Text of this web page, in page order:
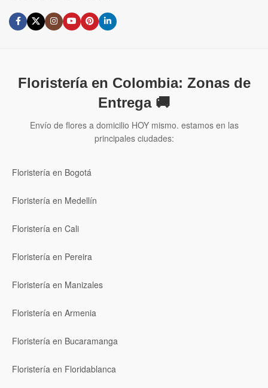
Floristería en Colombia: Zonas de
Entrega 🚚
Envío de flores a domicilio HOY mismo. estamos en las
principales ciudades:
Floristería en Bogotá
Floristería en Medellín
Floristería en Cali
Floristería en Pereira
Floristería en Manizales
Floristería en Armenia
Floristería en Bucaramanga
Floristería en Floridablanca